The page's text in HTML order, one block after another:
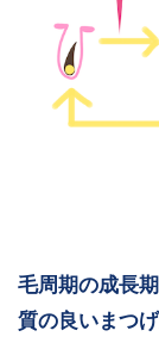
毛周期の成長
質の良いまつ